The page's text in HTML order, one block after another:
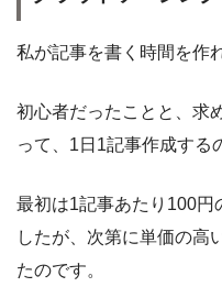
私が記事を書く時間を作
初心者だったことと、求
って、1日1記事作成する
最初は1記事あたり100円
したが、次第に単価の高
たのです。